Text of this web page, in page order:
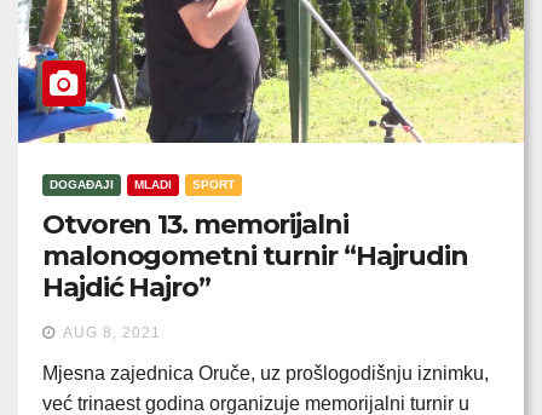
DOGAĐAJI MLADI SPORT
Otvoren 13. memorijalni
malonogometni turnir “Hajrudin
Hajdić Hajro”
AUG 8, 2021
Mjesna zajednica Oruče, uz prošlogodišnju iznimku,
već trinaest godina organizuje memorijalni turnir u